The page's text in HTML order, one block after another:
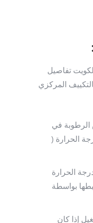
تفاصيل
المركزي
في
الحرارة (
الحرارة
بواسطة
إذا كان